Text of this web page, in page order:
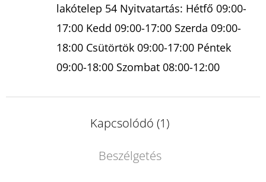
lakótelep 54 Nyitvatartás: Hétfő 09:00-
17:00 Kedd 09:00-17:00 Szerda 09:00-
18:00 Csütörtök 09:00-17:00 Péntek
09:00-18:00 Szombat 08:00-12:00
Kapcsolódó (1)
Beszélgetés